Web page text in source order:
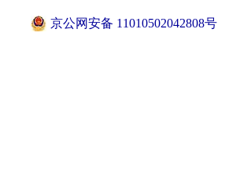
京公网安备 11010502042808号